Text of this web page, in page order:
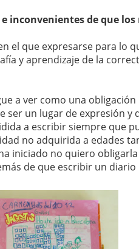
inconvenientes de que
el que expresarse para lo
y aprendizaje de la
a ver como una
un lugar de expresión y
a escribir siempre que
no adquirida a edades
iniciado no quiero
de que escribir un diario